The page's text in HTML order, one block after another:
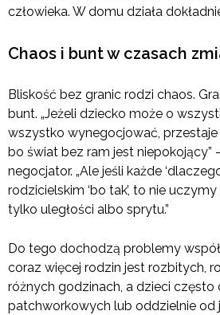
człowieka. W domu działa
Chaos i bunt w czasach
Bliskość bez granic rodzi chaos.
bunt. „Jeżeli dziecko może o
wszystko wynegocjować, przestaje
bo świat bez ram jest niepokojący”
negocjator. „Ale jeśli każde
rodzicielskim ‘bo tak’, to nie
tylko uległości albo sprytu.”
Do tego dochodzą problemy
coraz więcej rodzin jest rozbitych,
różnych godzinach, a dzieci często
patchworkowych lub oddzielnie od